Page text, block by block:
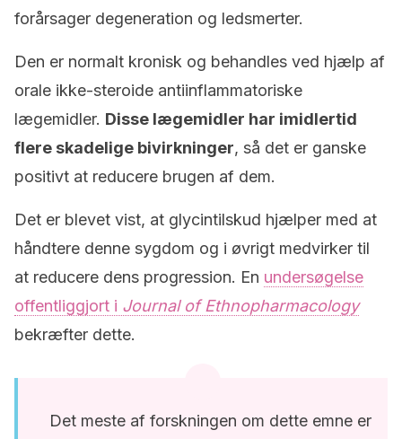
forårsager degeneration og ledsmerter.
Den er normalt kronisk og behandles ved hjælp af
orale ikke-steroide antiinflammatoriske
lægemidler. Disse lægemidler har imidlertid
flere skadelige bivirkninger, så det er ganske
positivt at reducere brugen af dem.
Det er blevet vist, at glycintilskud hjælper med at
håndtere denne sygdom og i øvrigt medvirker til
at reducere dens progression. En undersøgelse
offentliggjort i Journal of Ethnopharmacology
bekræfter dette.
Det meste af forskningen om dette emne er